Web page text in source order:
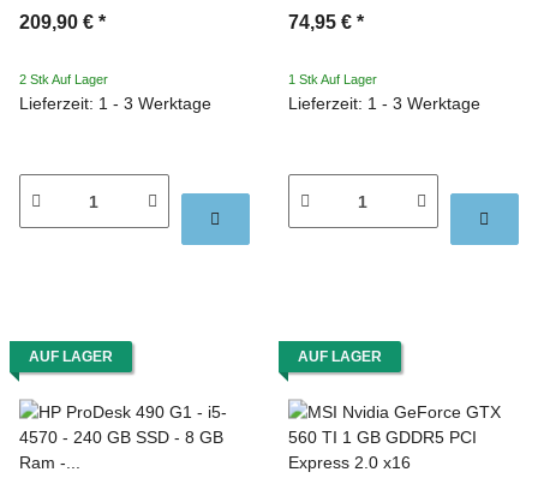
Ram - Tower
209,90 € *
2 Stk Auf Lager
Lieferzeit: 1 - 3 Werktage
PCI Express 2.0 x16
74,95 € *
1 Stk Auf Lager
Lieferzeit: 1 - 3 Werktage
AUF LAGER AUF LAGER